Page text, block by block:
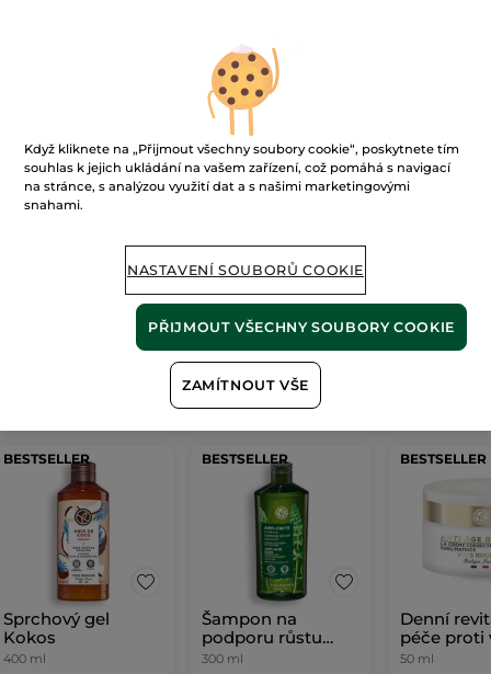
Ups!
Stránku nelze zobrazit.
odkaz není platný.
nejprodávanější produkty
BESTSELLER
Sprchový gel
Kokos
400 ml
BESTSELLER
Šampon na
podporu růstu
vlasů
300 ml
BESTSELLER
Denní
péče proti
50 ml
Když kliknete na „Přijmout všechny soubory cookie“, poskytnete tím
souhlas k jejich ukládání na vašem zařízení, což pomáhá s navigací
na stránce, s analýzou využití dat a s našimi marketingovými
snahami.
NASTAVENÍ SOUBORŮ COOKIE
ZAMÍTNOUT VŠE
PŘIJMOUT VŠECHNY SOUBORY COOKIE